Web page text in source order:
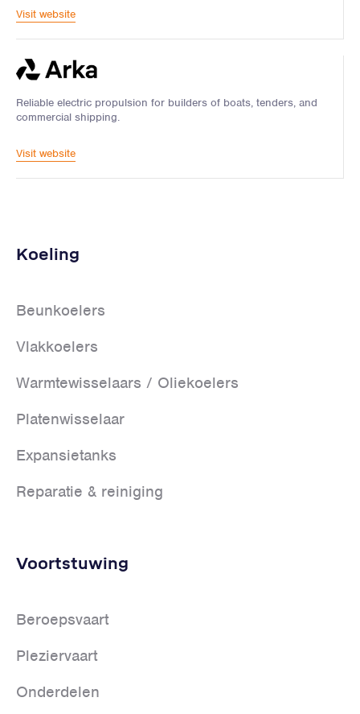
Visit website
Reliable electric propulsion for builders of boats, tenders, and
commercial shipping.
Visit website
Koeling
Beunkoelers
Vlakkoelers
Warmtewisselaars / Oliekoelers
Platenwisselaar
Expansietanks
Reparatie & reiniging
Voortstuwing
Beroepsvaart
Pleziervaart
Onderdelen